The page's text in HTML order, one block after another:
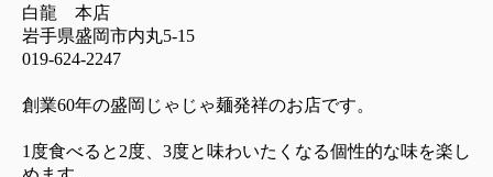
白龍 本店
岩手県盛岡市内丸5-15
019-624-2247
創業60年の盛岡じゃじゃ麺発祥のお店です。
1度食べると2度、3度と味わいたくなる個性的な味を楽し